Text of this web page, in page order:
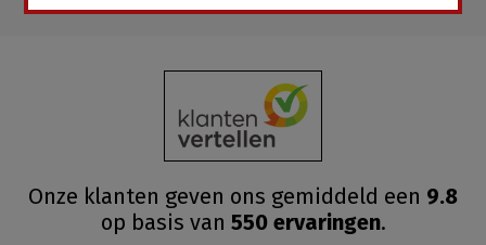
Onze klanten geven ons gemiddeld een 9.8
op basis van 550ervaringen.